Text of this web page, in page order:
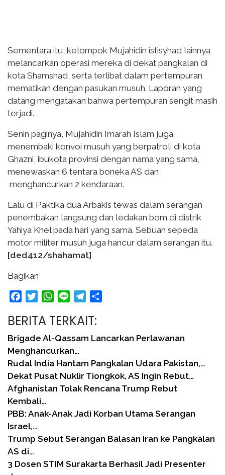
Sementara itu, kelompok Mujahidin istisyhad lainnya
melancarkan operasi mereka di dekat pangkalan di
kota Shamshad, serta terlibat dalam pertempuran
mematikan dengan pasukan musuh. Laporan yang
datang mengatakan bahwa pertempuran sengit masih
terjadi.
Senin paginya, Mujahidin Imarah Islam juga
menembaki konvoi musuh yang berpatroli di kota
Ghazni, ibukota provinsi dengan nama yang sama,
menewaskan 6 tentara boneka AS dan
menghancurkan 2 kendaraan.
Lalu di Paktika dua Arbakis tewas dalam serangan
penembakan langsung dan ledakan bom di distrik
Yahiya Khel pada hari yang sama. Sebuah sepeda
motor militer musuh juga hancur dalam serangan itu.
[ded412/shahamat]
Bagikan
FacebookTwitterWhatsApp
Line Telegram
BERITA TERKAIT:
Brigade Al-Qassam Lancarkan Perlawanan
Menghancurkan…
Rudal India Hantam Pangkalan Udara Pakistan,…
Dekat Pusat Nuklir Tiongkok, AS Ingin Rebut…
Afghanistan Tolak Rencana Trump Rebut
Kembali…
PBB: Anak-Anak Jadi Korban Utama Serangan
Israel,…
Trump Sebut Serangan Balasan Iran ke Pangkalan
AS di…
3 Dosen STIM Surakarta Berhasil Jadi Presenter